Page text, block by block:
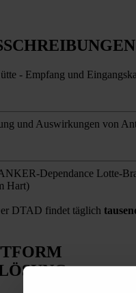
- Empfang und
und Auswirkungen von
Dependance Lotte-
Hart)
DTAD findet täglich